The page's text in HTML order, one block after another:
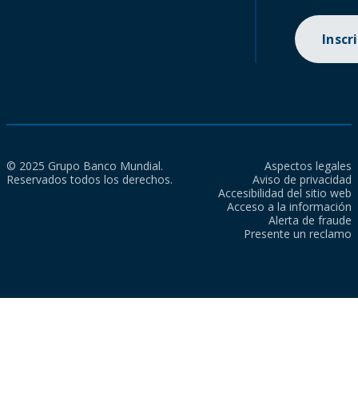
© 2025 Grupo Banco Mundial.
Reservados todos los derechos.
Aspectos legales
Aviso de privacidad
Accesibilidad del sitio web
Acceso a la información
Alerta de fraude
Presente un reclamo